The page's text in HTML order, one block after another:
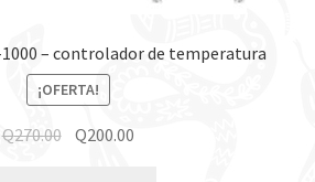
– controlador de temperatura
¡OFERTA!
Q270.00 Q200.00